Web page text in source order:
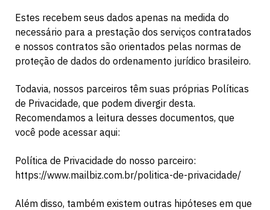
Estes recebem seus dados apenas na medida do
necessário para a prestação dos serviços contratados
e nossos contratos são orientados pelas normas de
proteção de dados do ordenamento jurídico brasileiro.
Todavia, nossos parceiros têm suas próprias Políticas
de Privacidade, que podem divergir desta.
Recomendamos a leitura desses documentos, que
você pode acessar aqui:
Política de Privacidade do nosso parceiro:
https://www.mailbiz.com.br/politica-de-privacidade/
Além disso, também existem outras hipóteses em que